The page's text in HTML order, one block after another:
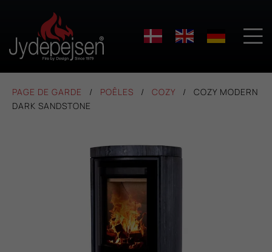

PAGE DE GARDE POÊLES COZY
COZY MODERN
DARK SANDSTONE